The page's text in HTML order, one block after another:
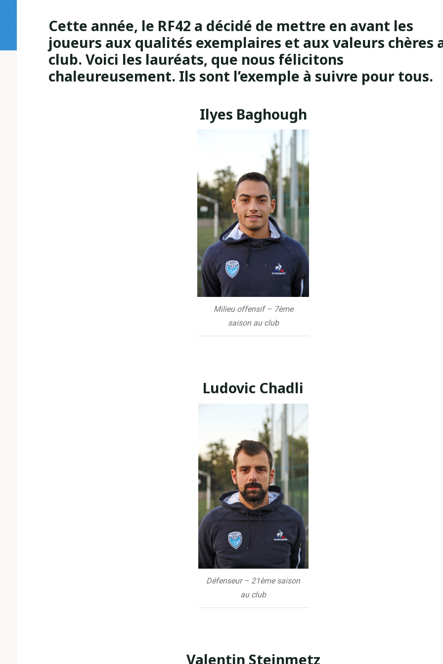
Cette année, le RF42 a décidé de mettre en avant les
joueurs aux qualités exemplaires et aux valeurs chères
club. Voici les lauréats, que nous félicitons
chaleureusement. Ils sont l’exemple à suivre pour tous.
Ilyes Baghough
Milieu offensif – 7ème
saison au club
Ludovic Chadli
Défenseur – 21ème saison
au club
Valentin Steinmetz